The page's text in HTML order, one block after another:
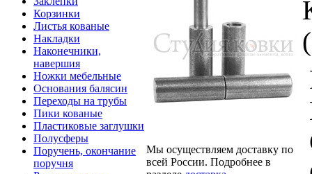
Корзинки
Листья кованые
Накладки
Наконечники,
навершия
Ножки мебельные
Основания балясин
Переходы на трубы
Пики кованые
Пластиковые заглушки
Полусферы
Поручень, окончание
поручня
Мы осуществляем доставку по
всей России. Подробнее в